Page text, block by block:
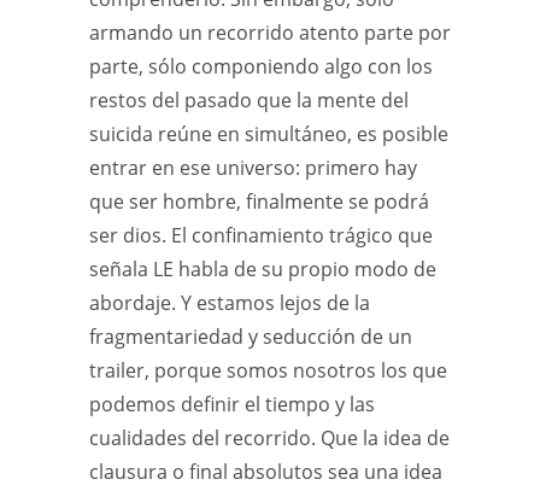
armando un recorrido atento parte por
parte, sólo componiendo algo con los
restos del pasado que la mente del
suicida reúne en simultáneo, es posible
entrar en ese universo: primero hay
que ser hombre, finalmente se podrá
ser dios. El confinamiento trágico que
señala LE habla de su propio modo de
abordaje. Y estamos lejos de la
fragmentariedad y seducción de un
trailer, porque somos nosotros los que
podemos definir el tiempo y las
cualidades del recorrido. Que la idea de
clausura o final absolutos sea una idea